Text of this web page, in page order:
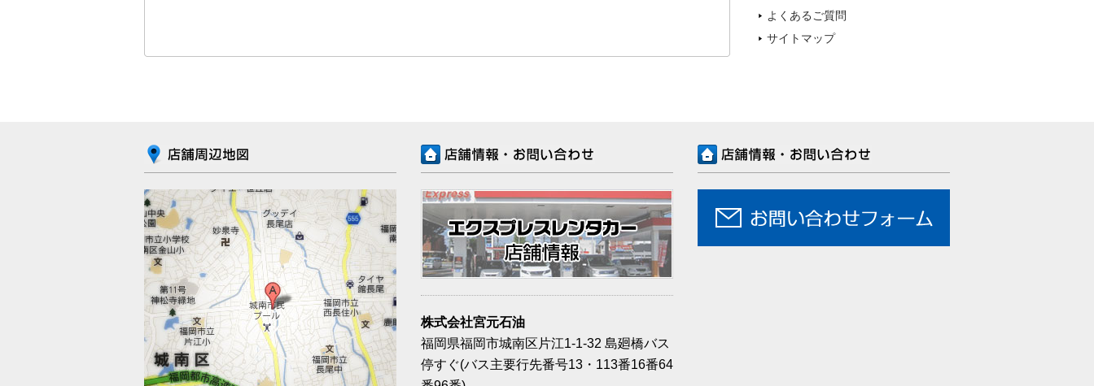
よくあるご質問
サイトマップ
株式会社宮元石油
福岡県福岡市城南区片江1-1-32 島廻橋バス
停すぐ(バス主要行先番号13・113番16番64